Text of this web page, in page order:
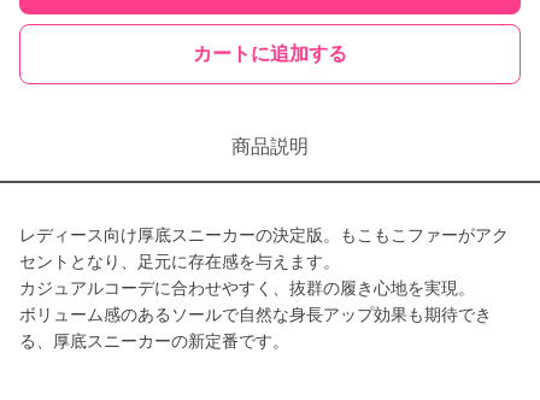
カートに追加する
商品説明
レディース向け厚底スニーカーの決定版。もこもこファーがアク
セントとなり、足元に存在感を与えます。
カジュアルコーデに合わせやすく、抜群の履き心地を実現。
ボリューム感のあるソールで自然な身長アップ効果も期待でき
る、厚底スニーカーの新定番です。